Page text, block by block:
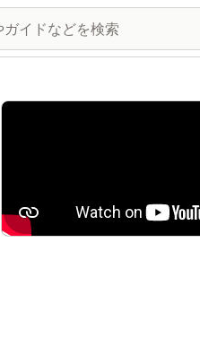
特集の画像ギャラリー